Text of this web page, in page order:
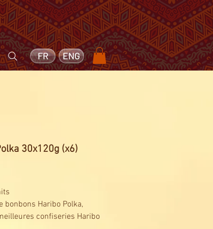
ENG
FR
30x120g (x6)
bonbons Haribo Polka,
confiseries Haribo